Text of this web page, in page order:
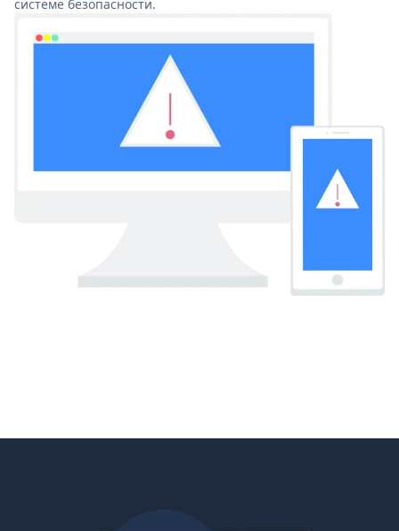
системе безопасности.